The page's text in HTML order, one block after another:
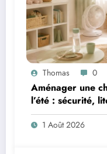
Thomas 0
Aménager une
l’été : sécurité,
1 Août 2026